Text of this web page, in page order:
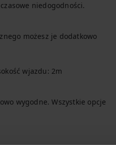
niedogodności.
możesz je dodatkowo
wjazdu: 2m
wygodne. Wszystkie opcje